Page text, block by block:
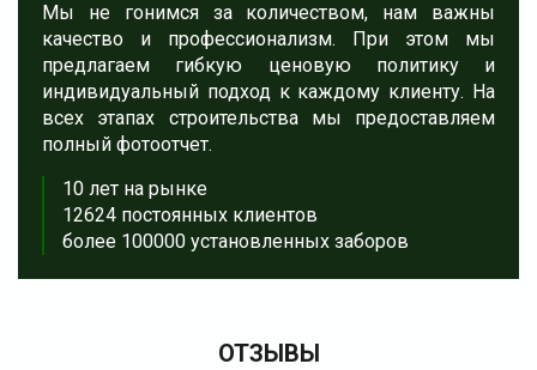
Мы не гонимся за количеством, нам важны
качество и профессионализм. При этом мы
предлагаем гибкую ценовую политику и
индивидуальный подход к каждому клиенту. На
всех этапах строительства мы предоставляем
полный фотоотчет.
10 лет на рынке
12624 постоянных клиентов
более 100000 установленных заборов
ОТЗЫВЫ